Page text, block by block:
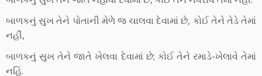
બાળકનું સુખ તેને પોતાની મેળે જ ચાલવા દેવામાં છે, કોઈ તેને તેડે તેમાં
નહીં,
બાળકનું સુખ તેને જાતે ખેલવા દેવામાં છે; કોઈ તેને રમાડે-ખેલાવે તેમાં
નહિં.